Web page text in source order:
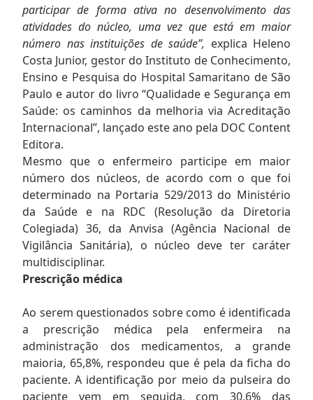
participar de forma ativa no desenvolvimento das
atividades do núcleo, uma vez que está em maior
número nas instituições de saúde”, explica Heleno
Costa Junior, gestor do Instituto de Conhecimento,
Ensino e Pesquisa do Hospital Samaritano de São
Paulo e autor do livro “Qualidade e Segurança em
Saúde: os caminhos da melhoria via Acreditação
Internacional”, lançado este ano pela DOC Content
Editora.
Mesmo que o enfermeiro participe em maior
número dos núcleos, de acordo com o que foi
determinado na Portaria 529/2013 do Ministério
da Saúde e na RDC (Resolução da Diretoria
Colegiada) 36, da Anvisa (Agência Nacional de
Vigilância Sanitária), o núcleo deve ter caráter
multidisciplinar.
Prescrição médica
Ao serem questionados sobre como é identificada
a prescrição médica pela enfermeira na
administração dos medicamentos, a grande
maioria, 65,8%, respondeu que é pela da ficha do
paciente. A identificação por meio da pulseira do
paciente vem em seguida, com 30,6% das